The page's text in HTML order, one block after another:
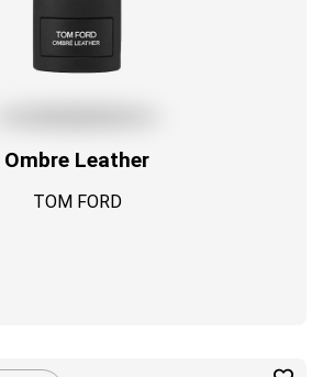
Ombre Leather
TOM FORD